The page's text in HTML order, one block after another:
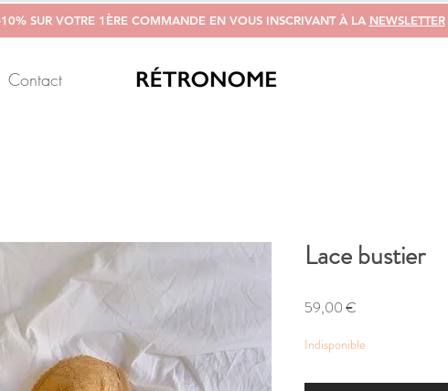
SUR VOTRE 1ÈRE COMMANDE EN VOUS INSCRIVANT À LA NEWSLETTER
Contact
Lace bustier
59,00 €
Indisponible